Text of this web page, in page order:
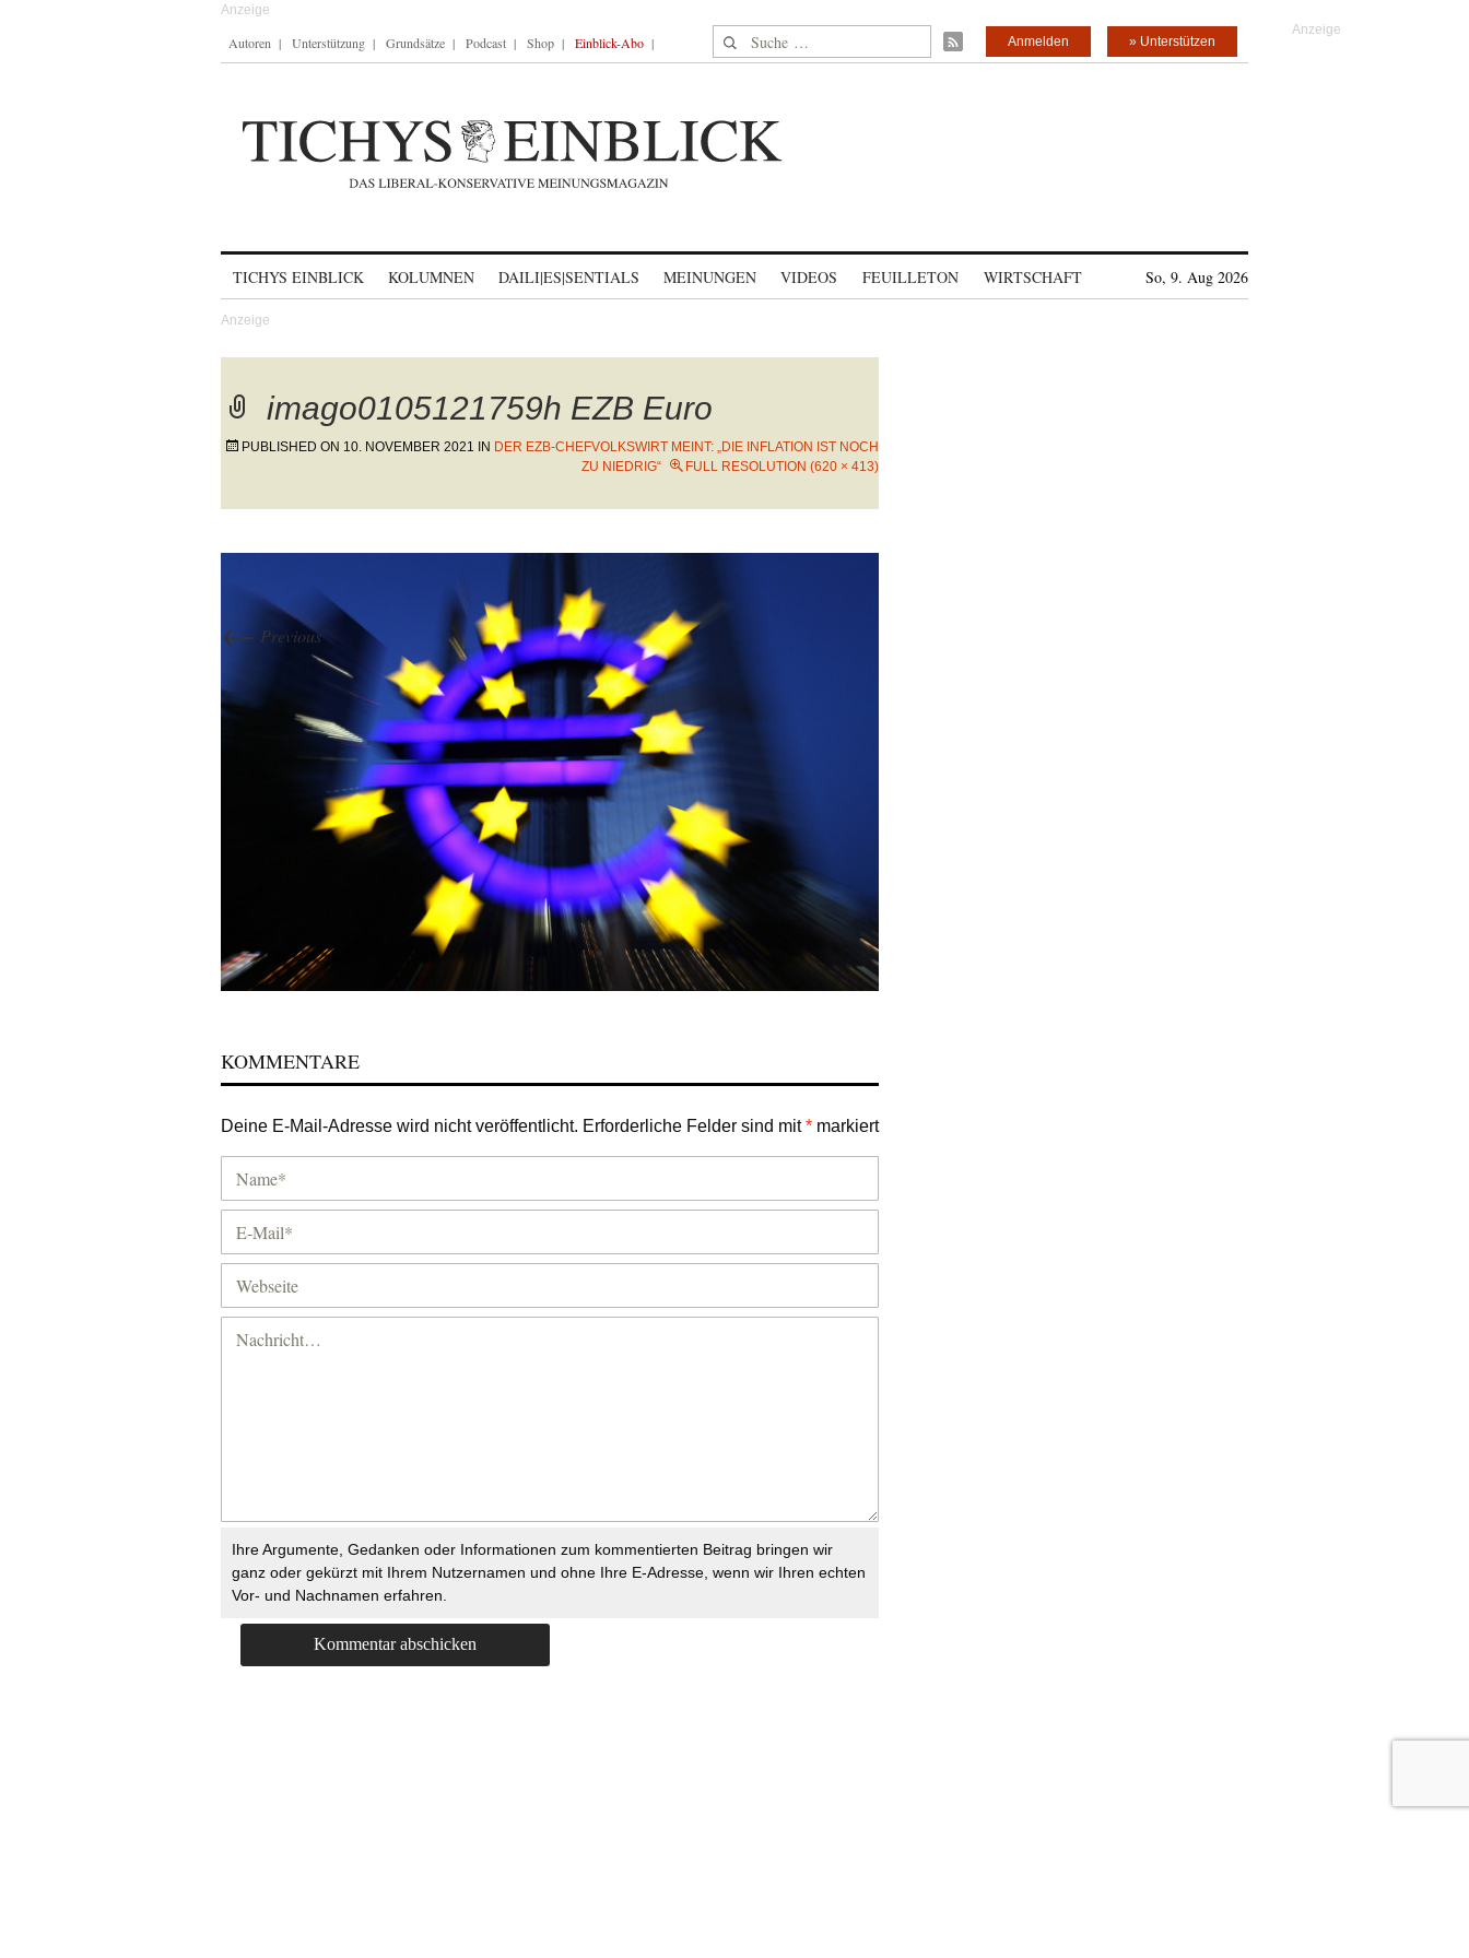
Autoren Unterstützung Grundsätze Podcast Shop Einblick-Abo Suche nach: » Unterstützen
Anmelden
TICHYS EINBLICK KOLUMNEN DAILI|ES|SENTIALS MEINUNGEN VIDEOS FEUILLETON WIRTSCHAFT So, 9. Aug 2026
imago0105121759h EZB Euro
PUBLISHED ON 10. NOVEMBER 2021 IN DER EZB-CHEFVOLKSWIRT MEINT: „DIE INFLATION IST NOCH
ZU NIEDRIG“
FULL RESOLUTION (620 × 413)
← Previous
KOMMENTARE
Deine E-Mail-Adresse wird nicht veröffentlicht. Erforderliche Felder sind mit* markiert
Ihre Argumente, Gedanken oder Informationen zum kommentierten Beitrag bringen wir
ganz oder gekürzt mit Ihrem Nutzernamen und ohne Ihre E-Adresse, wenn wir Ihren echten
Vor- und Nachnamen erfahren.